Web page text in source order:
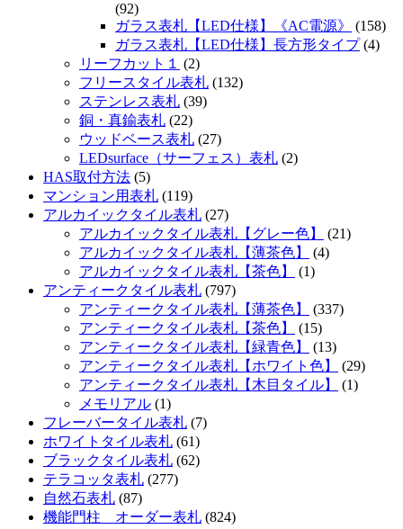
(92)
ガラス表札【LED仕様】《AC電源》
(158)
ガラス表札【LED仕様】長方形タイプ(4)
リーフカット１
(2)
フリースタイル表札 (132)
ステンレス表札 (39)
銅・真鍮表札 (22)
ウッドベース表札 (27)
LEDsurface（サーフェス）表札 (2)
HAS取付方法 (5)
マンション用表札 (119)
アルカイックタイル表札 (27)
アルカイックタイル表札【グレー色】
(21)
アルカイックタイル表札【薄茶色】
(4)
アルカイックタイル表札【茶色】
(1)
アンティークタイル表札 (797)
アンティークタイル表札【薄茶色】
(337)
アンティークタイル表札【茶色】
(15)
アンティークタイル表札【緑青色】
(13)
アンティークタイル表札【ホワイト色】
(29)
アンティークタイル表札【木目タイル】
(1)
メモリアル (1)
フレーバータイル表札 (7)
ホワイトタイル表札 (61)
ブラックタイル表札 (62)
テラコッタ表札 (277)
自然石表札 (87)
機能門柱 オーダー表札 (824)